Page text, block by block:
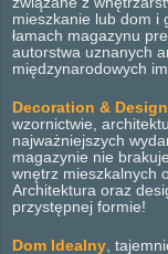
mieszkanie lub dom i
łamach magazynu
autorstwa uznanych
międzynarodowych
Decoration & Design
wzornictwie,
najważniejszych
magazynie nie
wnętrz mieszkalnych
Architektura oraz
przystępnej formie!
Dom Idealny ,